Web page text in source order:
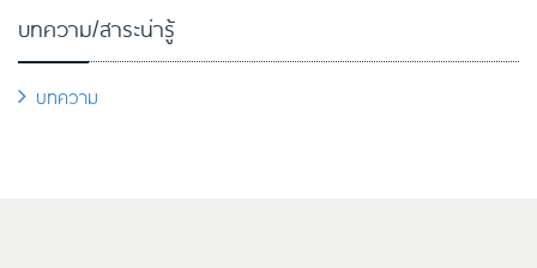
บทความ/สาระน่ารู้
บทความ